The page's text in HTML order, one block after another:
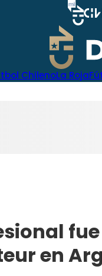
ChilenoLa Roja
en